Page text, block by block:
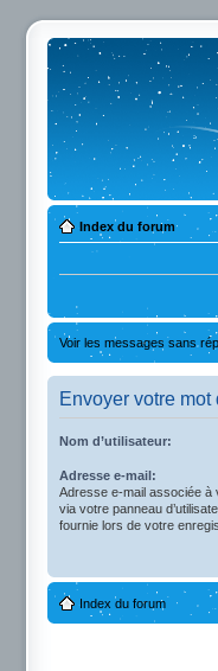
Index du forum
Voir les messages sans
Envoyer votre mot
Nom d’utilisateur:
Adresse e-mail:
Adresse e-mail associée à
via votre panneau
fournie lors de votre
Index du forum